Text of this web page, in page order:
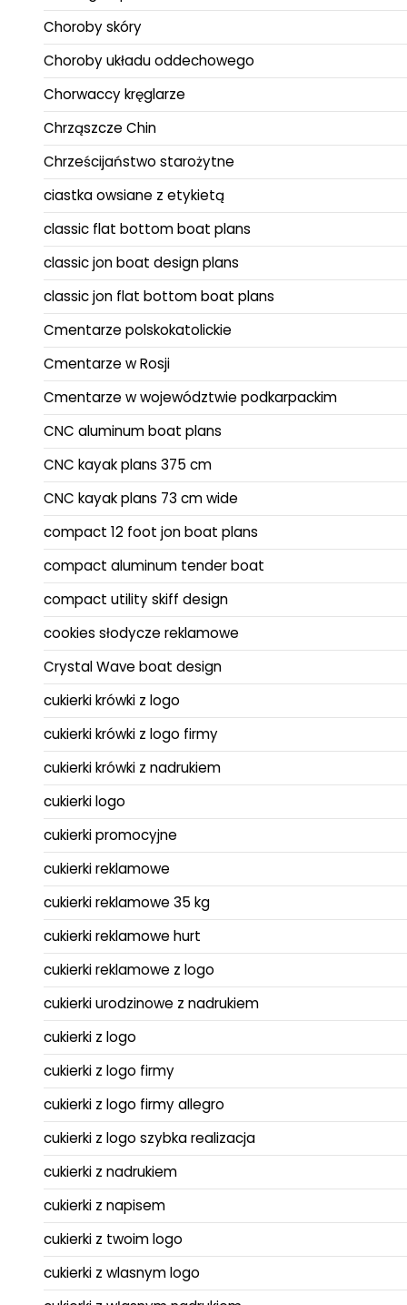
Choroby skóry
Choroby układu oddechowego
Chorwaccy kręglarze
Chrząszcze Chin
Chrześcijaństwo starożytne
ciastka owsiane z etykietą
classic flat bottom boat plans
classic jon boat design plans
classic jon flat bottom boat plans
Cmentarze polskokatolickie
Cmentarze w Rosji
Cmentarze w województwie podkarpackim
CNC aluminum boat plans
CNC kayak plans 375 cm
CNC kayak plans 73 cm wide
compact 12 foot jon boat plans
compact aluminum tender boat
compact utility skiff design
cookies słodycze reklamowe
Crystal Wave boat design
cukierki krówki z logo
cukierki krówki z logo firmy
cukierki krówki z nadrukiem
cukierki logo
cukierki promocyjne
cukierki reklamowe
cukierki reklamowe 35 kg
cukierki reklamowe hurt
cukierki reklamowe z logo
cukierki urodzinowe z nadrukiem
cukierki z logo
cukierki z logo firmy
cukierki z logo firmy allegro
cukierki z logo szybka realizacja
cukierki z nadrukiem
cukierki z napisem
cukierki z twoim logo
cukierki z wlasnym logo